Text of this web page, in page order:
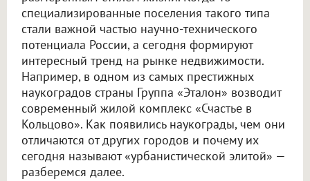
специализированные поселения такого типа
стали важной частью научно-технического
потенциала России, а сегодня формируют
интересный тренд на рынке недвижимости.
Например, в одном из самых престижных
наукоградов страны Группа «Эталон» возводит
современный жилой комплекс «Счастье в
Кольцово». Как появились наукограды, чем они
отличаются от других городов и почему их
сегодня называют «урбанистической элитой» —
разберемся далее.